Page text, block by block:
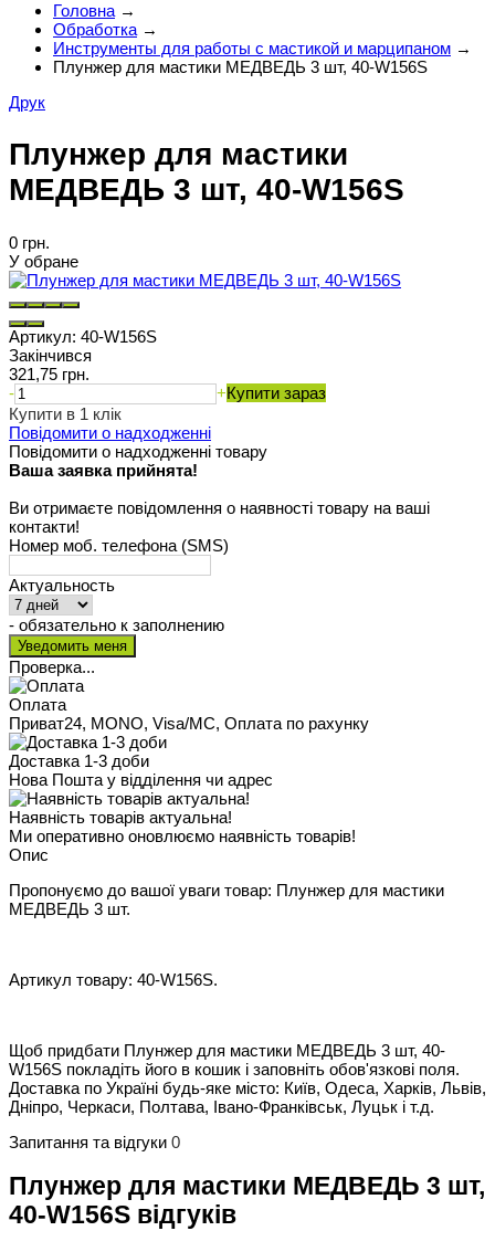
Головна →
Обработка →
Инструменты для работы с мастикой и марципаном →
Плунжер для мастики МЕДВЕДЬ 3 шт, 40-W156S
Друк
Плунжер для мастики
МЕДВЕДЬ 3 шт, 40-W156S
0 грн.
У обране
Артикул: 40-W156S
Закінчився
321,75 грн.
-
+Купити зараз
Купити в 1 клік
Повідомити о надходженні
Повідомити о надходженні товару
Ваша заявка прийнята!
Ви отримаєте повідомлення о наявності товару на ваші
контакти!
Номер моб. телефона (SMS)
Актуальность
- обязательно к заполнению
Проверка...
Оплата
Приват24, MONO, Visa/MC, Оплата по рахунку
Доставка 1-3 доби
Нова Пошта у відділення чи адрес
Наявність товарів актуальна!
Ми оперативно оновлюємо наявність товарів!
Опис
Пропонуємо до вашої уваги товар: Плунжер для мастики
МЕДВЕДЬ 3 шт.
Артикул товару: 40-W156S.
Щоб придбати Плунжер для мастики МЕДВЕДЬ 3 шт, 40-
W156S покладіть його в кошик і заповніть обов'язкові поля.
Доставка по Україні будь-яке місто: Київ, Одеса, Харків, Львів,
Дніпро, Черкаси, Полтава, Івано-Франківськ, Луцьк і т.д.
Запитання та відгуки 0
Плунжер для мастики МЕДВЕДЬ 3 шт,
40-W156S відгуків